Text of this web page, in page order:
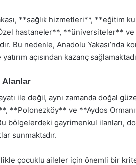
**sağlık hizmetleri**, **eğitim
hastaneler**, **üniversiteler**
Bu nedenle, Anadolu Yakası’nda
açısından kazanç
Alanlar
ile değil, aynı zamanda doğal
**Polonezköy** ve **Aydos
bölgelerdeki gayrimenkul ilanları,
sunmaktadır.
çocuklu aileler için önemli bir